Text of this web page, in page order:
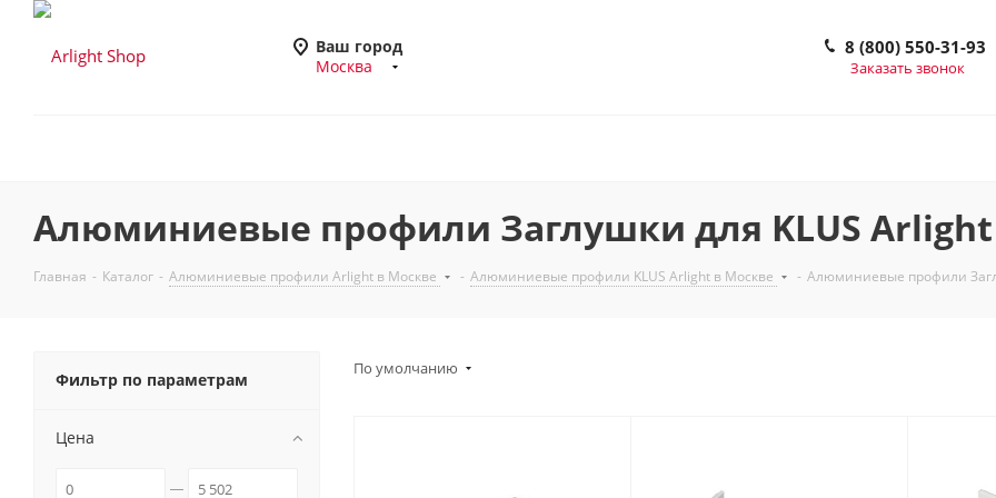
Ваш город
Москва
8 (800) 550-31-93
Заказать звонок
Алюминиевые профили Заглушки для KLUS
Главная - Каталог - Алюминиевые профили Arlight в Москве - Алюминиевые профили KLUS Arlight в Москве - Алюминиевые профили
По умолчанию
Фильтр по параметрам
Цена